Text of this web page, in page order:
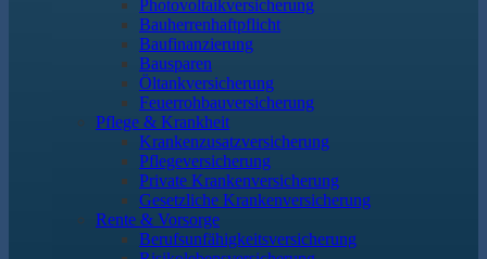
Photovoltaikversicherung
Bauherrenhaftpflicht
Baufinanzierung
Bausparen
Öltankversicherung
Feuerrohbauversicherung
Pflege & Krankheit
Krankenzusatzversicherung
Pflegeversicherung
Private Krankenversicherung
Gesetzliche Krankenversicherung
Rente & Vorsorge
Berufs­unfähigkeitsversicherung